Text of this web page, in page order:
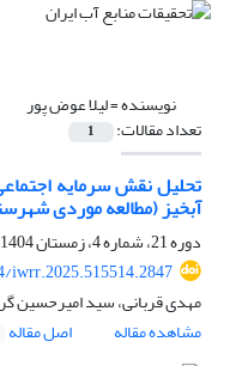
نویسنده =لیلا عوض پور
تعداد مقالات: 1
تحلیل نقش سرمایه
آبخیز (مطالعه موردی
دوره 21، شماره 4، زمستان 1404، صفحه
iwrr.2025.515514.2847
مهدی قربانی، سید امیرحسین
مشاهده مقاله
اصل مقاله